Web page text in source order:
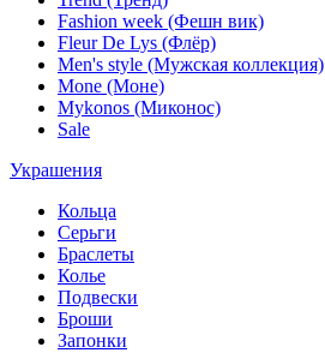
Fashion week (Фешн вик)
Fleur De Lys (Флёр)
Men's style (Мужская коллекция)
Mone (Моне)
Mykonos (Миконос)
Sale
Украшения
Кольца
Серьги
Браслеты
Колье
Подвески
Броши
Запонки